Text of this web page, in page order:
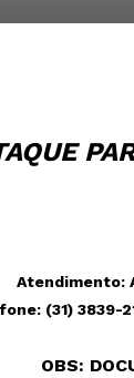
Atendimento:
(31) 3839-
OBS: